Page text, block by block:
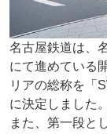
名古屋鉄道は、
にて進めている
リアの総称を「
に決定しました。
また、第一段と